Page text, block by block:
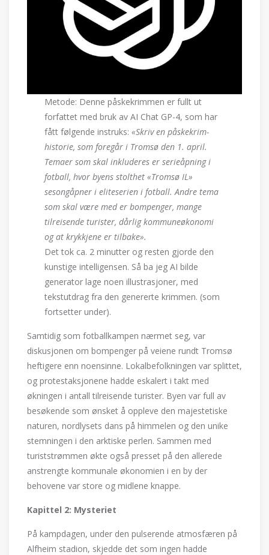
Metode: Denne påskekrimmen er fullt ut
forfattet med bruk av AI Chat GP-4, som har
fått følgende instruks: «Skriv en påskekrim-
historie, som foregår i Tromsø den 1. april.
Temaer som skal inkluderes er serieåpning i
fotball, hvor byens stolthet «Tromsø IL»
sesongåpner i eliteserien i fotball. Andre tema
som skal være med er bompenger, mange
tilreisende turister, dårlig kommuneøkonomi
og at krykkjene er tilbake».
Det tok ca. 2 minutter og resten gjorde den
kunstige intelligensen. Så ba jeg AI bilde
generator lage noen illustrasjoner, med
tekstutdrag fra den genererte krimmen. (som
fortsetter under).
Samtidig som fotballkampen nærmet seg, var
diskusjonen om bompenger på veiene rundt Tromsø
heftigere enn noensinne. Lokalbefolkningen var splittet,
og protestaksjonene hadde eskalert i takt med
økningen i antall tilreisende turister. Byen var full av
besøkende som ønsket å oppleve den majestetiske
naturen, nordlysets dans på himmelen og den unike
stemningen i den arktiske perlen. Sammen med
turiststrømmen økte også presset på den allerede
anstrengte kommunale økonomien i en by der
behovene var store og midlene knappe.
Kapittel 2: Mysteriet
På kampdagen, under den pulserende atmosfæren på
Alfheim stadion, skjedde det som ingen hadde